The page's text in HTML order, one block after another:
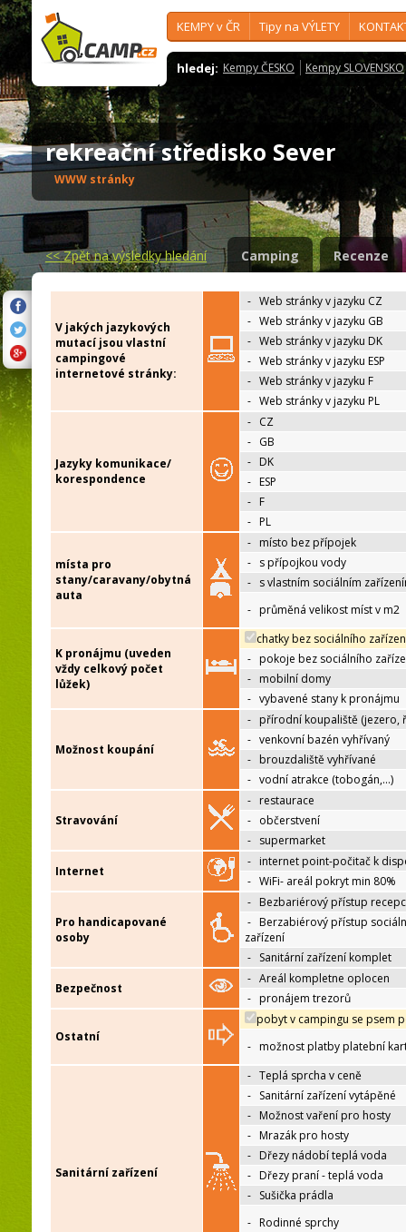
KEMPY v ČR Tipy na VÝLETY
hledej: Kempy ČESKO Kempy SLOVENSKO
rekreační středisko Sever
WWW stránky
<<Zpět na výsledky hledání Camping Recenze
V jakých jazykových
mutací jsou vlastní
campingové
internetové stránky:
- Web stránky v jazyku CZ
- Web stránky v jazyku GB
- Web stránky v jazyku DK
- Web stránky v jazyku ESP
- Web stránky v jazyku F
- Web stránky v jazyku PL
Jazyky komunikace/
korespondence
- CZ
- GB
- DK
- ESP
- F
- PL
místa pro
stany/caravany/obytná
auta
- místo bez přípojek
- s přípojkou vody
- s vlastním sociálním
- průměná velikost míst v m2
K pronájmu (uveden
vždy celkový počet
lůžek)
chatky bez sociálního
- pokoje bez sociálního
- mobilní domy
- vybavené stany k pronájmu
Možnost koupání
- přírodní koupaliště (jezero,
- venkovní bazén vyhřívaný
- brouzdaliště vyhřívané
- vodní atrakce (tobogán,…)
Stravování
- restaurace
- občerstvení
- supermarket
Internet
- internet point-počitač k
- WiFi- areál pokryt min 80%
Pro handicapované
osoby
- Bezbariérový přístup
- Berzabiérový přístup
zařízení
- Sanitární zařízení komplet
Bezpečnost
- Areál kompletne oplocen
- pronájem trezorů
Ostatní
pobyt v campingu se psem
- možnost platby platební
Sanitární zařízení
- Teplá sprcha v ceně
- Sanitární zařízení vytápěné
- Možnost vaření pro hosty
- Mrazák pro hosty
- Dřezy nádobí teplá voda
- Dřezy praní - teplá voda
- Sušička prádla
- Rodinné sprchy